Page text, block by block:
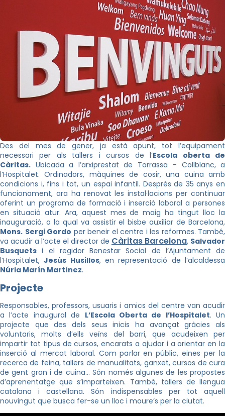
Des del mes de gener, ja està apunt, tot l’equipament
necessari per als tallers i cursos de l’Escola oberta de
Càritas. Ubicada a l’arxiprestat de Torrassa – Collblanc, a
l’Hospitalet. Ordinadors, màquines de cosir, una cuina amb
condicions i, fins i tot, un espai infantil. Després de 35 anys en
funcionament, ara ha renovat les instal·lacions per continuar
oferint un programa de formació i inserció laboral a persones
en situació atur. Ara, aquest mes de maig ha tingut lloc la
inauguració, a la qual va assistir el bisbe auxiliar de Barcelona,
Mons. Sergi Gordo per beneir el centre i les reformes. També,
va acudir a l’acte el director de Càritas Barcelona, Salvador
Busquets i el regidor Benestar Social de l’Ajuntament de
l’Hospitalet,Jesús Husillos, en representació de l’alcaldessa
Núria Marín Martínez.
Projecte
Responsables, professors, usuaris i amics del centre van acudir
a l’acte inaugural de L’Escola Oberta de l’Hospitalet. Un
projecte que des dels seus inicis ha avançat gràcies als
voluntaris, molts d’ells veïns del barri, que acudeixen per
impartir tot tipus de cursos, encarats a ajudar i a orientar en la
inserció al mercat laboral. Com parlar en públic, eines per la
recerca de feina, tallers de manualitats, ganxet, cursos de cura
de gent gran i de cuina… Són només algunes de les propostes
d’aprenentatge que s’imparteixen. També, tallers de llengua
catalana i castellana. Són indispensables per tot aquell
nouvingut que busca fer-se un lloc i moure’s per la ciutat.